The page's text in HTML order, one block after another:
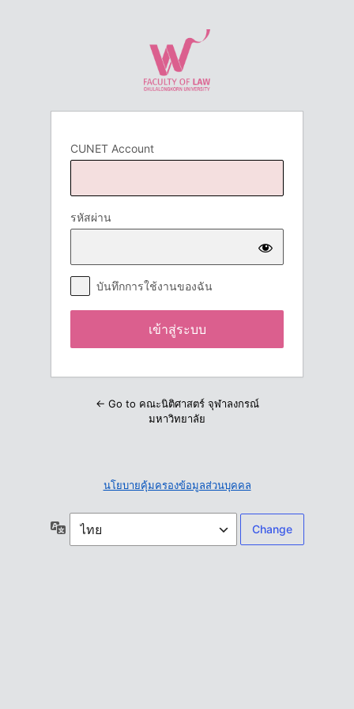
CUNET Account
รหัสผ่าน
บันทึกการใช้งานของฉัน
← Go to คณะนิติศาสตร์ จุฬาลงกรณ์
มหาวิทยาลัย
นโยบายคุ้มครองข้อมูลส่วนบุคคล
ภาษา